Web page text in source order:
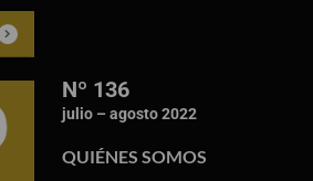
Nº 136
julio – agosto 2022
QUIÉNES SOMOS